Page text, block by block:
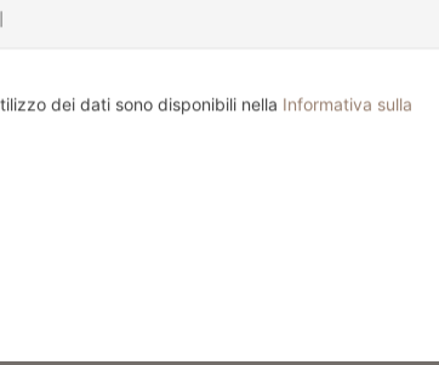
dei dati sono disponibili nella Informativa sulla